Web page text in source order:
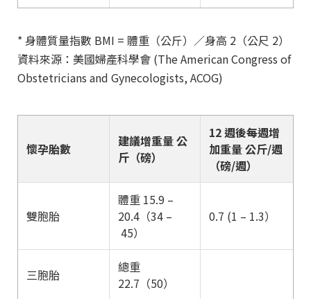
* 身體質量指數 BMI = 體重（公斤）／身高 2（公尺 2）
資料來源：美國婦產科學會 (The American Congress of
Obstetricians and Gynecologists, ACOG)
懷孕胎數
建議增重量 公
斤（磅）
12 週後每週增
加重量 公斤/週
（磅/週）
雙胞胎
體重 15.9 –
20.4（34 –
45）
0.7 (1 – 1.3）
三胞胎
總重
22.7（50）